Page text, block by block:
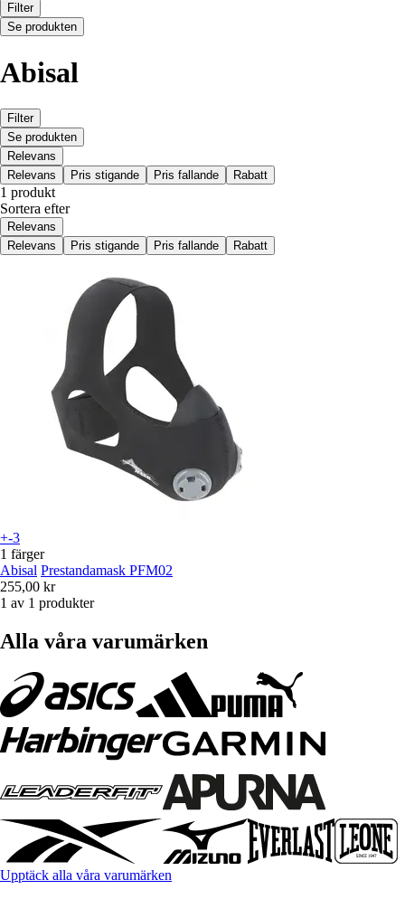
Filter
Se produkten
Abisal
Filter
Se produkten
Relevans
Relevans
Pris stigande Pris fallande Rabatt
1 produkt
Sortera efter
Relevans
Relevans
Pris stigande Pris fallande Rabatt
+-3
1 färger
Abisal Prestandamask PFM02
255,00 kr
1 av 1 produkter
Alla våra varumärken
Upptäck alla våra varumärken